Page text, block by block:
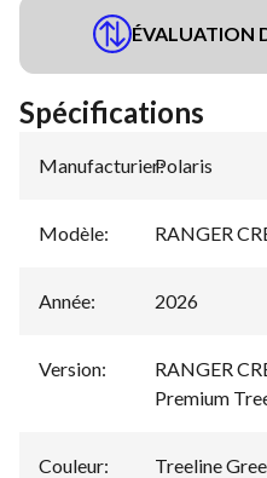
ÉVALUATION
Spécifications
Manufacturier:
Polaris
Modèle: RANGER
Année: 2026
Version:
RANGER
Premium
Couleur: Treeline